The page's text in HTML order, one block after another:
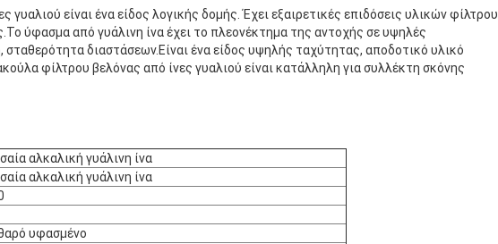
γυαλιού είναι ένα είδος λογικής δομής. Έχει εξαιρετικές επιδόσεις υλικών φίλτρου
ύφασμα από γυάλινη ίνα έχει το πλεονέκτημα της αντοχής σε υψηλές
διαστάσεων.Είναι ένα είδος υψηλής ταχύτητας, αποδοτικό υλικό
φίλτρου βελόνας από ίνες γυαλιού είναι κατάλληλη για συλλέκτη σκόνης
αλκαλική γυάλινη ίνα
αλκαλική γυάλινη ίνα
υφασμένο